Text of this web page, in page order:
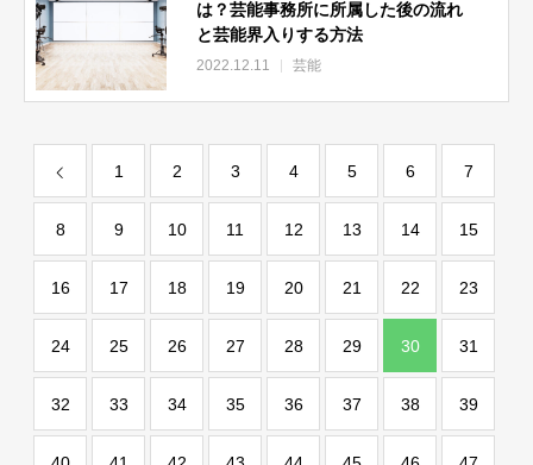
は？芸能事務所に所属した後の流れ
と芸能界入りする方法
2022.12.11 芸能
1 2 3 4 5 6 7
8 9 10 11 12 13 14 15
16 17 18 19 20 21 22 23
24 25 26 27 28 29 30 31
32 33 34 35 36 37 38 39